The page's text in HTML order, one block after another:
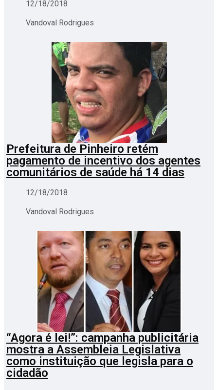
12/18/2018
Vandoval Rodrigues
Prefeitura de Pinheiro retém
pagamento de incentivo dos agentes
comunitários de saúde há 14 dias
12/18/2018
Vandoval Rodrigues
“Agora é lei!”: campanha publicitária
mostra a Assembleia Legislativa
como instituição que legisla para o
cidadão